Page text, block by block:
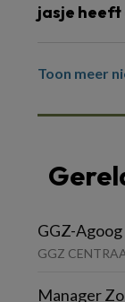
jasje heeft
Toon meer
GGZ-
GGZ
Manager